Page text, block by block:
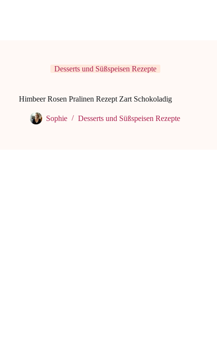
Desserts und Süßspeisen Rezepte
Himbeer Rosen Pralinen Rezept Zart Schokoladig
Sophie Desserts und Süßspeisen Rezepte